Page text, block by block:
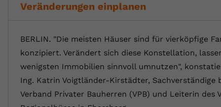
Veränderungen einplanen
BERLIN. "Die meisten Häuser sind für vierköpfige
konzipiert. Verändert sich diese Konstellation,
wenigsten Immobilien sinnvoll umnutzen",
Ing. Katrin Voigtländer-Kirstädter, Sachverständige
Verband Privater Bauherren (VPB) und Leiterin des